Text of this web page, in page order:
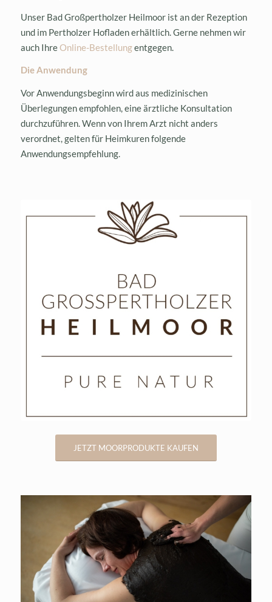
Unser Bad Großpertholzer Heilmoor ist an der Rezeption
und im Pertholzer Hofladen erhältlich. Gerne nehmen wir
auch IhreOnline-Bestellungentgegen.
Die Anwendung
Vor Anwendungsbeginn wird aus medizinischen
Überlegungen empfohlen, eine ärztliche Konsultation
durchzuführen. Wenn von Ihrem Arzt nicht anders
verordnet, gelten für Heimkuren folgende
Anwendungsempfehlung.
JETZT MOORPRODUKTE KAUFEN